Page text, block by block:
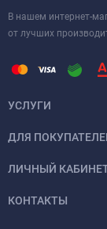
В нашем интернет-
от лучших
УСЛУГИ
ДЛЯ
ЛИЧНЫЙ
КОНТАКТЫ